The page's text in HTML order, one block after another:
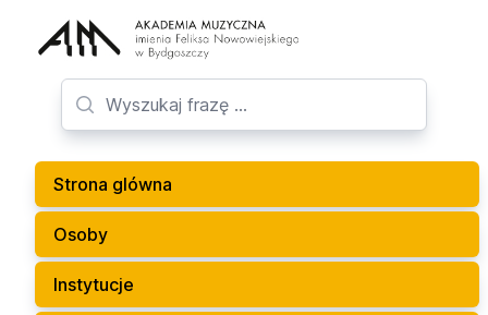
Strona glówna
Osoby
Instytucje